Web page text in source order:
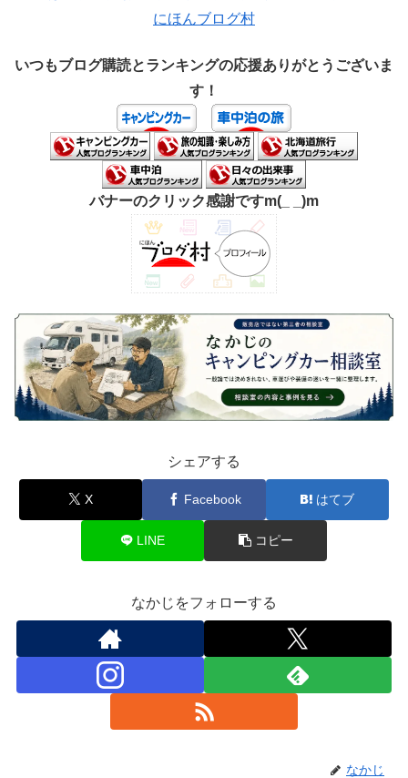
にほんブログ村
いつもブログ購読とランキングの応援ありがとうございま
す！
バナーのクリック感謝ですm(_ _)m
シェアする
X Facebook はてブ
LINE コピー
なかじをフォローする
なかじ